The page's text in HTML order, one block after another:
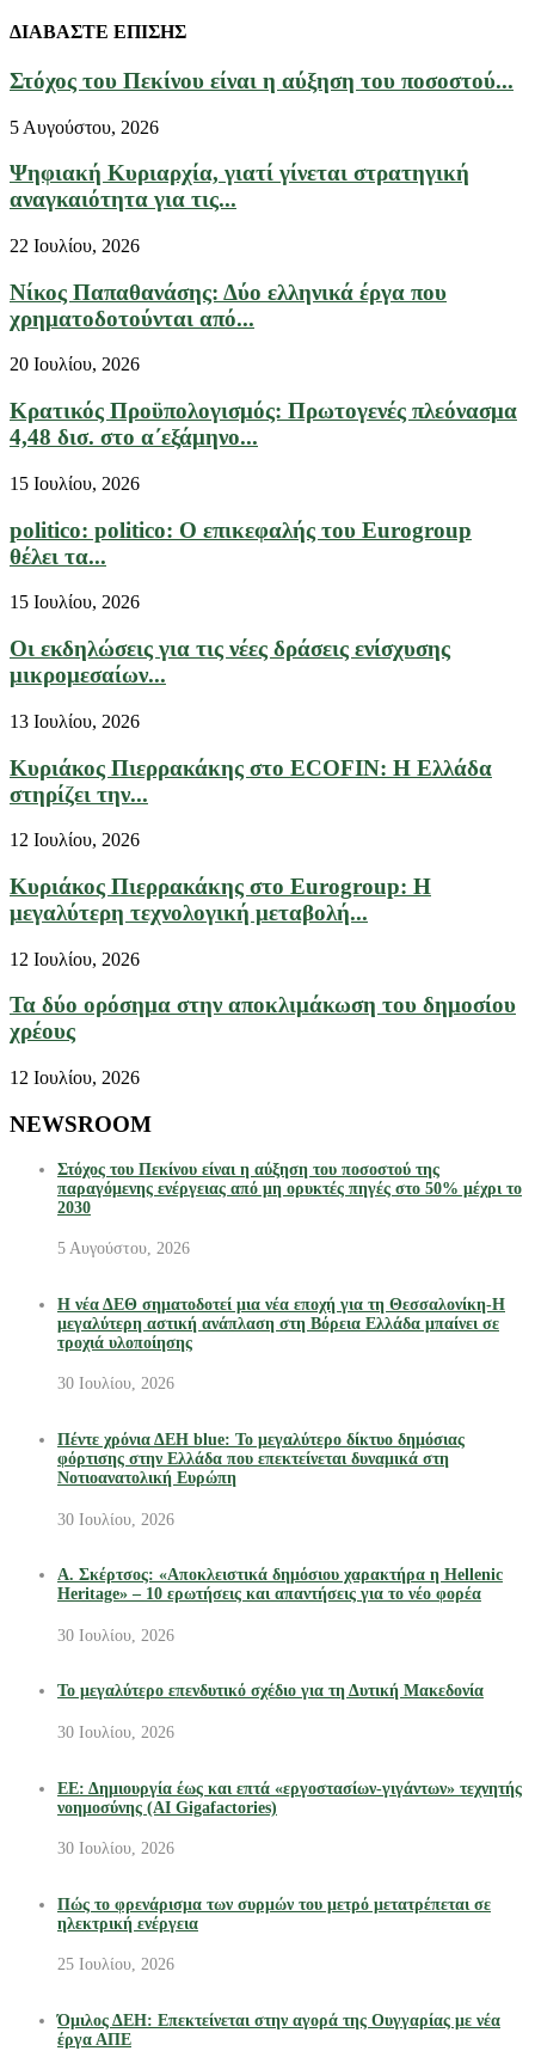
ΔΙΑΒΑΣΤΕ ΕΠΙΣΗΣ
Στόχος του Πεκίνου είναι η αύξηση του ποσοστού...
5 Αυγούστου, 2026
Ψηφιακή Κυριαρχία, γιατί γίνεται στρατηγική
αναγκαιότητα για τις...
22 Ιουλίου, 2026
Νίκος Παπαθανάσης: Δύο ελληνικά έργα που
χρηματοδοτούνται από...
20 Ιουλίου, 2026
Κρατικός Προϋπολογισμός: Πρωτογενές πλεόνασμα
4,48 δισ. στο α΄εξάμηνο...
15 Ιουλίου, 2026
politico: politico: Ο επικεφαλής του Eurogroup
θέλει τα...
15 Ιουλίου, 2026
Οι εκδηλώσεις για τις νέες δράσεις ενίσχυσης
μικρομεσαίων...
13 Ιουλίου, 2026
Κυριάκος Πιερρακάκης στο ECOFIN: Η Ελλάδα
στηρίζει την...
12 Ιουλίου, 2026
Κυριάκος Πιερρακάκης στο Eurogroup: Η
μεγαλύτερη τεχνολογική μεταβολή...
12 Ιουλίου, 2026
Τα δύο ορόσημα στην αποκλιμάκωση του δημοσίου
χρέους
12 Ιουλίου, 2026
NEWSROOM
Στόχος του Πεκίνου είναι η αύξηση του ποσοστού της
παραγόμενης ενέργειας από μη ορυκτές πηγές στο 50% μέχρι το
2030
5 Αυγούστου, 2026
Η νέα ΔΕΘ σηματοδοτεί μια νέα εποχή για τη Θεσσαλονίκη-Η
μεγαλύτερη αστική ανάπλαση στη Βόρεια Ελλάδα μπαίνει σε
τροχιά υλοποίησης
30 Ιουλίου, 2026
Πέντε χρόνια ΔΕΗ blue: Το μεγαλύτερο δίκτυο δημόσιας
φόρτισης στην Ελλάδα που επεκτείνεται δυναμικά στη
Νοτιοανατολική Ευρώπη
30 Ιουλίου, 2026
Α. Σκέρτσος: «Αποκλειστικά δημόσιου χαρακτήρα η Hellenic
Heritage» – 10 ερωτήσεις και απαντήσεις για το νέο φορέα
30 Ιουλίου, 2026
Το μεγαλύτερο επενδυτικό σχέδιο για τη Δυτική Μακεδονία
30 Ιουλίου, 2026
ΕΕ: Δημιουργία έως και επτά «εργοστασίων-γιγάντων» τεχνητής
νοημοσύνης (AI Gigafactories)
30 Ιουλίου, 2026
Πώς το φρενάρισμα των συρμών του μετρό μετατρέπεται σε
ηλεκτρική ενέργεια
25 Ιουλίου, 2026
Όμιλος ΔΕΗ: Επεκτείνεται στην αγορά της Ουγγαρίας με νέα
έργα ΑΠΕ